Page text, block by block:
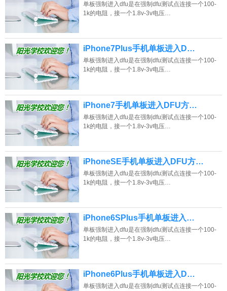
单板强制进入dfu是在强制dfu测试点连接一个100-
1k的电阻，接一个1.8v-3v电压…
iPhone7Plus手机单板进入D…
单板强制进入dfu是在强制dfu测试点连接一个100-
1k的电阻，接一个1.8v-3v电压…
iPhone7手机单板进入DFU方…
单板强制进入dfu是在强制dfu测试点连接一个100-
1k的电阻，接一个1.8v-3v电压…
iPhoneSE手机单板进入DFU方…
单板强制进入dfu是在强制dfu测试点连接一个100-
1k的电阻，接一个1.8v-3v电压…
iPhone6SPlus手机单板进入…
单板强制进入dfu是在强制dfu测试点连接一个100-
1k的电阻，接一个1.8v-3v电压…
iPhone6Plus手机单板进入D…
单板强制进入dfu是在强制dfu测试点连接一个100-